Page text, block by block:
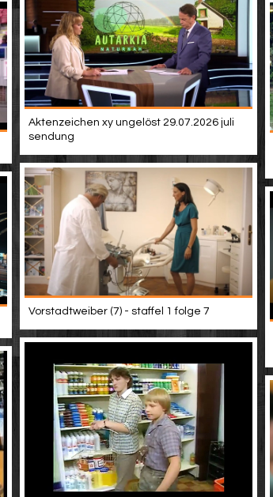
Aktenzeichen xy ungelöst 29.07.2026 juli
sendung
Vorstadtweiber (7) - staffel 1 folge 7